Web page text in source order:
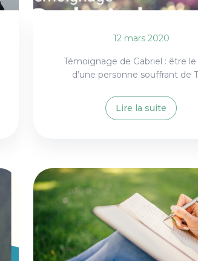
12 mars 2020
Témoignage de Gabriel : être
d’une personne souffrant de
Lire la suite